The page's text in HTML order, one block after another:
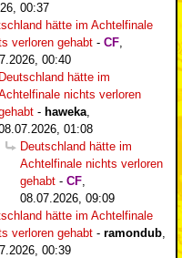
00:37
hätte im Achtelfinale
verloren gehabt - CF
00:40
Deutschland hätte im
nichts verloren
- haweka
01:08
Deutschland hätte im
Achtelfinale nichts verloren
gehabt - CF
08.07.2026, 09:09
hätte im Achtelfinale
verloren gehabt - ramondub
00:39